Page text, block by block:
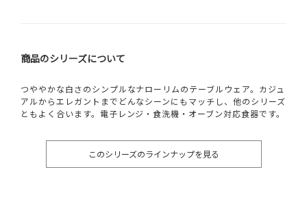
商品のシリーズについて
つややかな白さのシンプルなナローリムのテーブルウェア。カジュ
アルからエレガントまでどんなシーンにもマッチし、他のシリーズ
ともよく合います。電子レンジ・食洗機・オーブン対応食器です。
このシリーズのラインナップを見る